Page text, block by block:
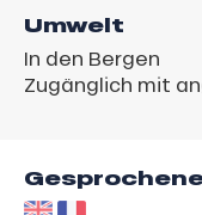
Umwelt
In den Bergen
Zugänglich mit